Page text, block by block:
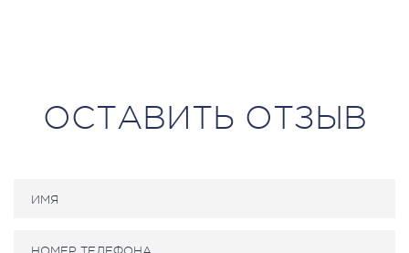
ОСТАВИТЬ ОТЗЫВ